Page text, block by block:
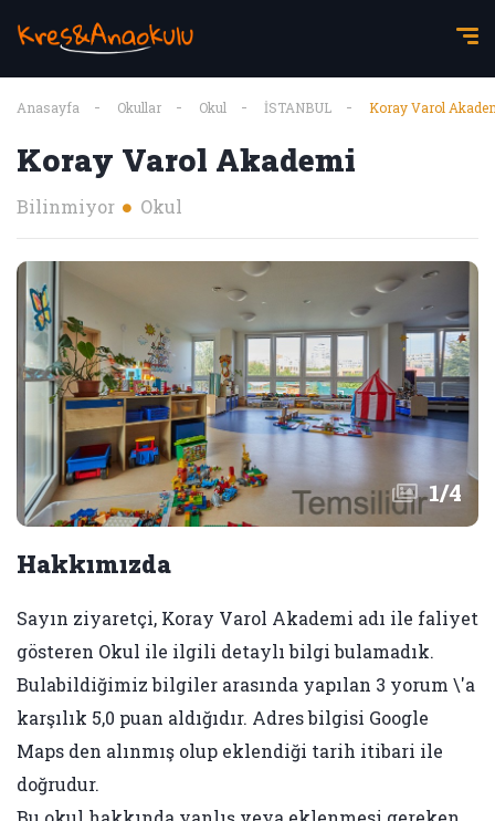
Anasayfa Okullar Okul İSTANBUL Koray Varol
Koray Varol Akademi
Bilinmiyor Okul
1/4
Hakkımızda
Sayın ziyaretçi, Koray Varol Akademi adı ile faliyet
gösteren Okul ile ilgili detaylı bilgi bulamadık.
Bulabildiğimiz bilgiler arasında yapılan 3 yorum \'a
karşılık 5,0 puan aldığıdır. Adres bilgisi Google
Maps den alınmış olup eklendiği tarih itibari ile
doğrudur.